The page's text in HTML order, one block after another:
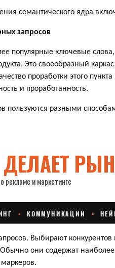
семантического ядра
запросов
популярные ключевые
Это своеобразный
проработки этого
и проработанность.
пользуются разными
Выбирают конкурентов
они содержат